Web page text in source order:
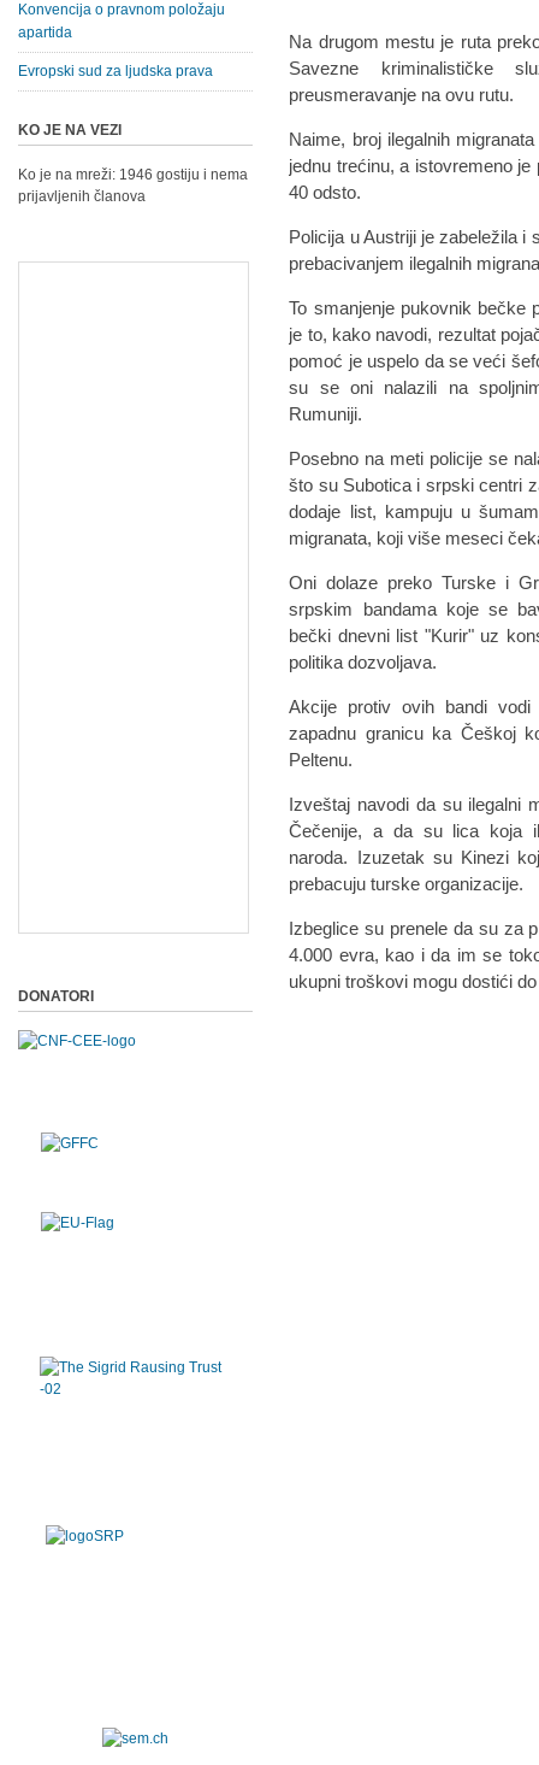
Na drugom mestu je ruta
Savezne kriminalističke
preusmeravanje na ovu rutu.
Naime, broj ilegalnih
jednu trećinu, a istovremeno
40 odsto.
Policija u Austriji je zabeležila i
prebacivanjem ilegalnih
To smanjenje pukovnik bečke
je to, kako navodi, rezultat
pomoć je uspelo da se veći
su se oni nalazili na
Rumuniji.
Posebno na meti policije se
što su Subotica i srpski centri
dodaje list, kampuju u
migranata, koji više meseci
Oni dolaze preko Turske i
srpskim bandama koje se
bečki dnevni list "Kurir" uz
politika dozvoljava.
Akcije protiv ovih bandi
zapadnu granicu ka Češkoj
Peltenu.
Izveštaj navodi da su ilegalni
Čečenije, a da su lica koja
naroda. Izuzetak su Kinezi
prebacuju turske organizacije.
Izbeglice su prenele da su za
4.000 evra, kao i da im se
ukupni troškovi mogu dostići
Konvencija o pravnom položaju
apartida
Evropski sud za ljudska prava
KO JE NA VEZI
Ko je na mreži: 1946 gostiju i nema
prijavljenih članova
DONATORI